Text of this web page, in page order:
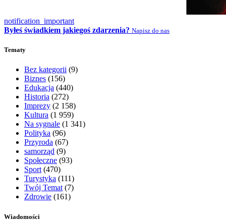
notification_important
Byłeś świadkiem jakiegoś zdarzenia? Napisz do nas
Tematy
Bez kategorii (9)
Biznes (156)
Edukacja (440)
Historia (272)
Imprezy (2 158)
Kultura (1 959)
Na sygnale (1 341)
Polityka (96)
Przyroda (67)
samorząd (9)
Społeczne (93)
Sport(470)
Turystyka (111)
Twój Temat(7)
Zdrowie (161)
Wiadomości